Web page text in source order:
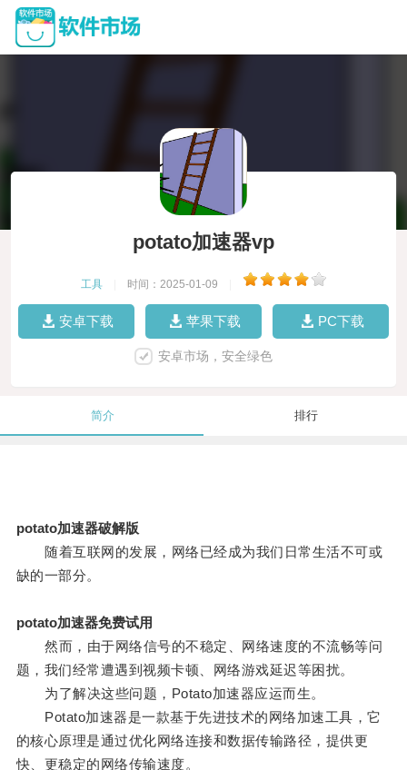
potato加速器vp
工具 时间：2025-01-09
安卓下载 苹果下载 PC下载
安卓市场，安全绿色
简介 排行
potato加速器破解版
随着互联网的发展，网络已经成为我们日常生活不可或
缺的一部分。
potato加速器免费试用
然而，由于网络信号的不稳定、网络速度的不流畅等问
题，我们经常遭遇到视频卡顿、网络游戏延迟等困扰。
为了解决这些问题，Potato加速器应运而生。
Potato加速器是一款基于先进技术的网络加速工具，它
的核心原理是通过优化网络连接和数据传输路径，提供更
快、更稳定的网络传输速度。